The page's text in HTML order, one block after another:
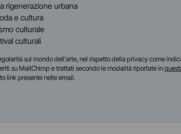
rigenerazione urbana
e cultura
culturale
culturali
sul mondo dell'arte, nel rispetto della privacy come
su MailChimp e trattati secondo le modalità riportate in
link presente nelle email.